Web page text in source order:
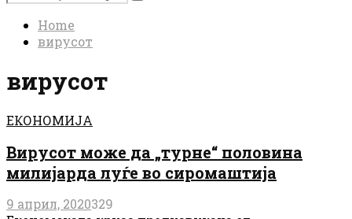
for:
Search
Home
вирусот
вирусот
ЕКОНОМИЈА
Вирусот може да „турне“ половина
милијарда луѓе во сиромаштија
9 април, 2020329